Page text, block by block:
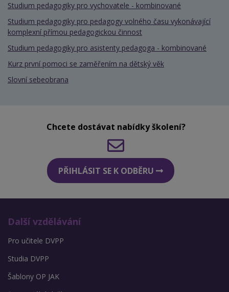
Studium pedagogiky pro vychovatele - kombinované
Studium pedagogiky pro pedagogy volného času vykonávající
komplexní přímou pedagogickou činnost
Studium pedagogiky pro asistenty pedagoga - kombinované
Kurz první pomoci se zaměřením na dětský věk
Slovní sebeobrana
Chcete dostávat nabídky školení?
PŘIHLÁSIT SE K ODBĚRU
Další vzdělávání
Pro učitele DVPP
Studia DVPP
Šablony OP JAK